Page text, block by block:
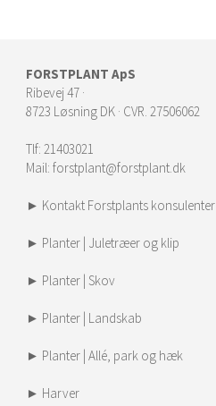
FORSTPLANT ApS
Ribevej 47 ·
8723 Løsning DK · CVR. 27506062
Tlf: 21403021
Mail: forstplant@forstplant.dk
► Kontakt Forstplants konsulenter
► Planter | Juletræer og klip
► Planter | Skov
► Planter | Landskab
► Planter | Allé, park og hæk
► Harver